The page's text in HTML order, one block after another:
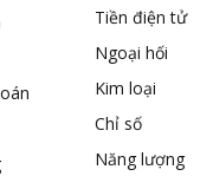
Tiền điện tử
Ngoại hối
Kim loại
Chỉ số
Năng lượng